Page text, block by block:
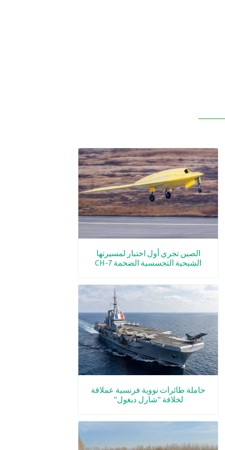
الصين تجري أول اختبار لمسيرتها
الشبحية التجسسية الضخمة CH-7
حاملة طائرات نووية فرنسية عملاقة
لخلافة "شارل ديغول"